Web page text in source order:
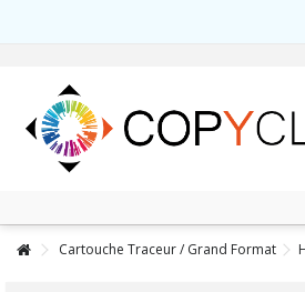
Cartouche Traceur / Grand Format